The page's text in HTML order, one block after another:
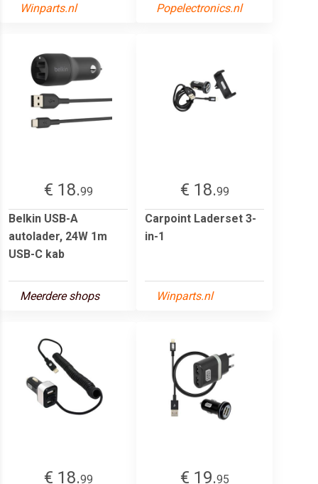
Winparts.nl Popelectronics.nl
€ 18.99
Belkin USB-A
autolader, 24W 1m
USB-C kab
Meerdere shops
€ 18.99
Carpoint Laderset 3-
in-1
Winparts.nl
€ 18.99 € 19.95